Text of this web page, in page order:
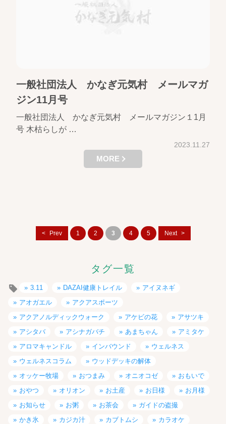
一般社団法人 かなぎ元気村 メールマガ
ジン11月号
一般社団法人 かなぎ元気村 メールマガジン１1月
号 木枯らしが …
2023.11.27
MORE
Prev 1 2 3 4 5 Next
タグ一覧
3.11 DAZAI健康トレイル
アイヌネギ
アオガエル
アクアスポーツ
アクアノルディックウォーク
アケビの花
アサツキ
アシタバ
アシナガバチ あまちゃん
アミタケ
アロマキャンドル
インバウンド
ウェルネス
ウェルネスコラム
ウッドデッキの解体
オッケー牧場
おつまみ オニオコゼ
おもいで
おやつ
オリオン お土産 お日様
お月様
お知らせ
お粥 お茶会
ガイドの盗撮
かき氷
カジカ汁 カブトムシ
カラオケ